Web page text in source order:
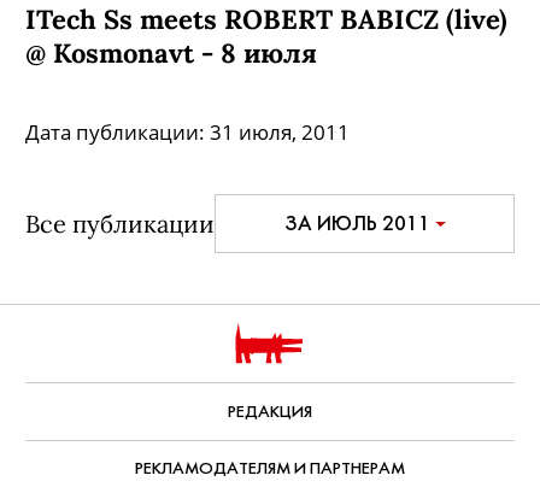
ITech Ss meets ROBERT BABICZ (live)
@ Kosmonavt - 8 июля
Дата публикации: 31 июля, 2011
Все публикации ЗА ИЮЛЬ 2011
РЕДАКЦИЯ
РЕКЛАМОДАТЕЛЯМ И ПАРТНЕРАМ